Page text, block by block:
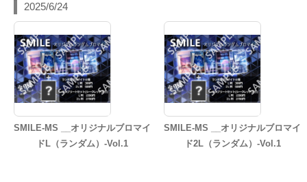
2025/6/24
SMILE-MS __オリジナルブロマイ
ドL（ランダム）-Vol.1
SMILE-MS __オリジナルブロマイ
ド2L（ランダム）-Vol.1